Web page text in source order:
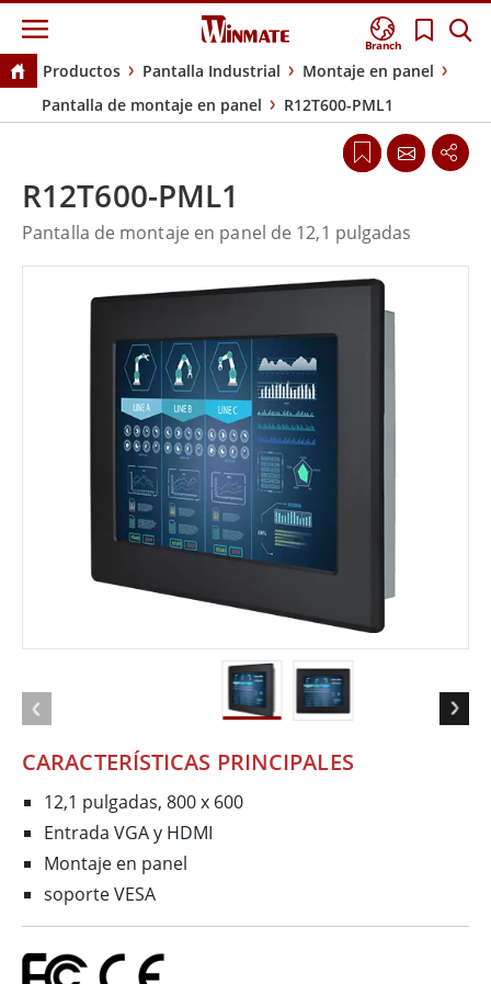
Branch
Productos Pantalla Industrial
Montaje en panel
Pantalla de montaje en panel
R12T600-PML1
CARACTERÍSTICAS PRINCIPALES
12,1 pulgadas, 800 x 600
Entrada VGA y HDMI
Montaje en panel
soporte VESA
R12T600-PML1
Pantalla de montaje en panel de 12,1 pulgadas